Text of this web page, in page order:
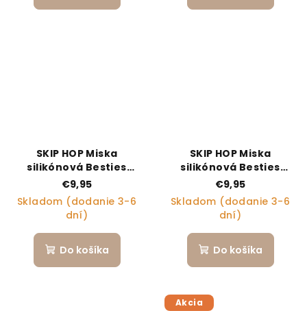
SKIP HOP Miska
silikónová Besties
Squad Purple, 2r+
€9,95
Skladom (dodanie 3-6
dní)
Do košíka
SKIP HOP Miska
silikónová Besties
Squad Green, 2r+
€9,95
Skladom (dodanie 3-6
dní)
Do košíka
Akcia